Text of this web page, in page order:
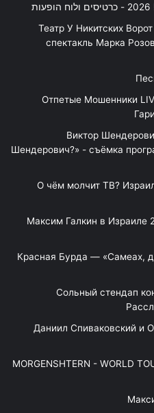
"Театр У Никитских
спектакль Марка
Отпетые Мошенники
Виктор
Шендерович?» - съёмка
«О чём молчит ТВ?
Максим Галкин в Израиле
Красная Бурда — «Самеах,
"Сольный стендап
"Даниил Спиваковский и
MORGENSHTERN - WORLD